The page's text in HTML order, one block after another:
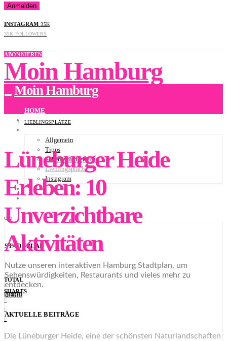
INSTAGRAM 35K
35K FOLLOWERS
ABONNIEREN
Moin Hamburg
Moin Hamburg
HOME
ÜBER UNS
Allgemein
Tipps
Sehenswürdigkeiten
Lieblingsplätze
Instagram
NEWSLETTER
STADTPLAN
Nutze unseren interaktiven Hamburg Stadtplan, um
Sehenswürdigkeiten, Restaurants und vieles mehr zu
entdecken.
MEHR
AKTUELLE BEITRÄGE
LIEBLINGSPLÄTZE
Lüneburger Heide
Erleben: 10
Unverzichtbare
Aktivitäten
TOTAL
0
SHARES
0
0
0
Die Lüneburger Heide, eine der schönsten Naturlandschaften